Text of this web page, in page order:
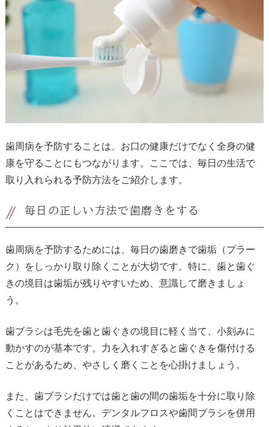
歯周病を予防することは、お口の健康だけでなく全身の健
康を守ることにもつながります。ここでは、毎日の生活で
取り入れられる予防方法をご紹介します。
毎日の正しい方法で歯磨きをする
歯周病を予防するためには、毎日の歯磨きで歯垢（プラー
ク）をしっかり取り除くことが大切です。特に、歯と歯ぐ
きの境目は歯垢が残りやすいため、意識して磨きましょ
う。
歯ブラシは毛先を歯と歯ぐきの境目に軽く当て、小刻みに
動かすのが基本です。力を入れすぎると歯ぐきを傷付ける
ことがあるため、やさしく磨くことを心掛けましょう。
また、歯ブラシだけでは歯と歯の間の歯垢を十分に取り除
くことはできません。デンタルフロスや歯間ブラシを併用